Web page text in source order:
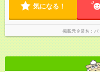
気になる！
掲載元企業名 パ